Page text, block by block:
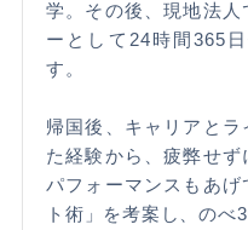
学。その後、現地法人
ーとして24時間365
す。
帰国後、キャリアと
た経験から、疲弊せ
パフォーマンスもあ
ト術」を考案し、のべ